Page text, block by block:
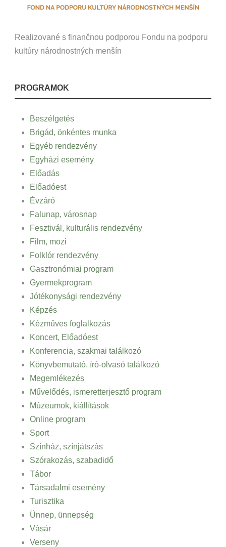
Realizované s finančnou podporou Fondu na podporu
kultúry národnostných menšín
PROGRAMOK
Beszélgetés
Brigád, önkéntes munka
Egyéb rendezvény
Egyházi esemény
Előadás
Előadóest
Évzáró
Falunap, városnap
Fesztivál, kulturális rendezvény
Film, mozi
Folklór rendezvény
Gasztronómiai program
Gyermekprogram
Jótékonysági rendezvény
Képzés
Kézműves foglalkozás
Koncert, Előadóest
Konferencia, szakmai találkozó
Könyvbemutató, író-olvasó találkozó
Megemlékezés
Művelődés, ismeretterjesztő program
Múzeumok, kiállítások
Online program
Sport
Színház, színjátszás
Szórakozás, szabadidő
Tábor
Társadalmi esemény
Turisztika
Ünnep, ünnepség
Vásár
Verseny